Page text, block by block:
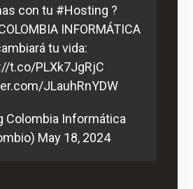
con tu #Hosting ?
INFORMÁTICA
tu vida:
t.co/PLXk7JgRjC
JLauhRnYDW
Colombia Informática
May 18, 2024